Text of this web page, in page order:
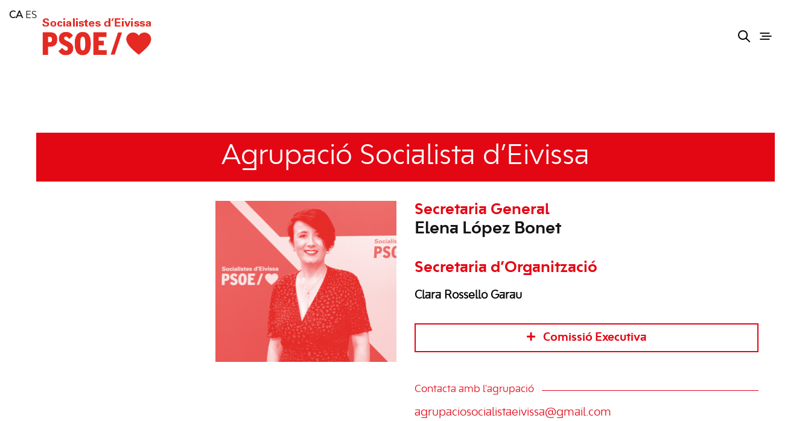
Consell Insular d'Eivissa
Services
Agrupació Socialista d’Eivissa
Secretaria General
Elena López Bonet
Secretaria d’Organització
Clara Rosselló Garau
Comissió Executiva
Contacta amb l'agrupació
agrupaciosocialistaeivissa@gmail.com
CA ES